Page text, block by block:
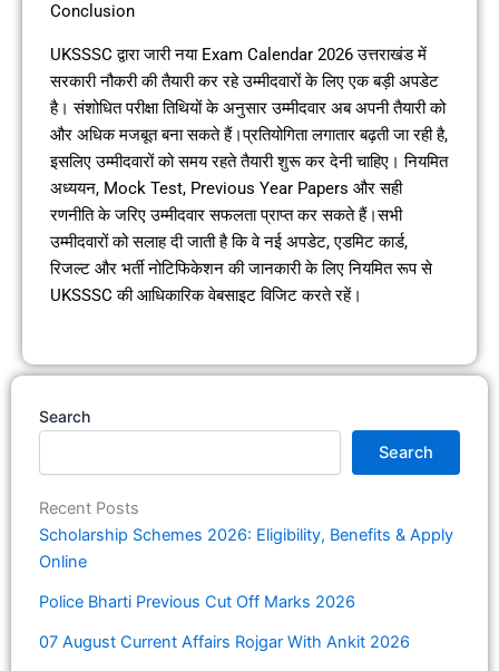
Conclusion
UKSSSC द्वारा जारी नया Exam Calendar 2026 उत्तराखंड में
सरकारी नौकरी की तैयारी कर रहे उम्मीदवारों के लिए एक बड़ी अपडेट
है। संशोधित परीक्षा तिथियों के अनुसार उम्मीदवार अब अपनी तैयारी को
और अधिक मजबूत बना सकते हैं।प्रतियोगिता लगातार बढ़ती जा रही है,
इसलिए उम्मीदवारों को समय रहते तैयारी शुरू कर देनी चाहिए। नियमित
अध्ययन, Mock Test, Previous Year Papers और सही
रणनीति के जरिए उम्मीदवार सफलता प्राप्त कर सकते हैं।सभी
उम्मीदवारों को सलाह दी जाती है कि वे नई अपडेट, एडमिट कार्ड,
रिजल्ट और भर्ती नोटिफिकेशन की जानकारी के लिए नियमित रूप से
UKSSSC की आधिकारिक वेबसाइट विजिट करते रहें।
Search
Search
Recent Posts
Scholarship Schemes 2026: Eligibility, Benefits & Apply
Online
Police Bharti Previous Cut Off Marks 2026
07 August Current Affairs Rojgar With Ankit 2026